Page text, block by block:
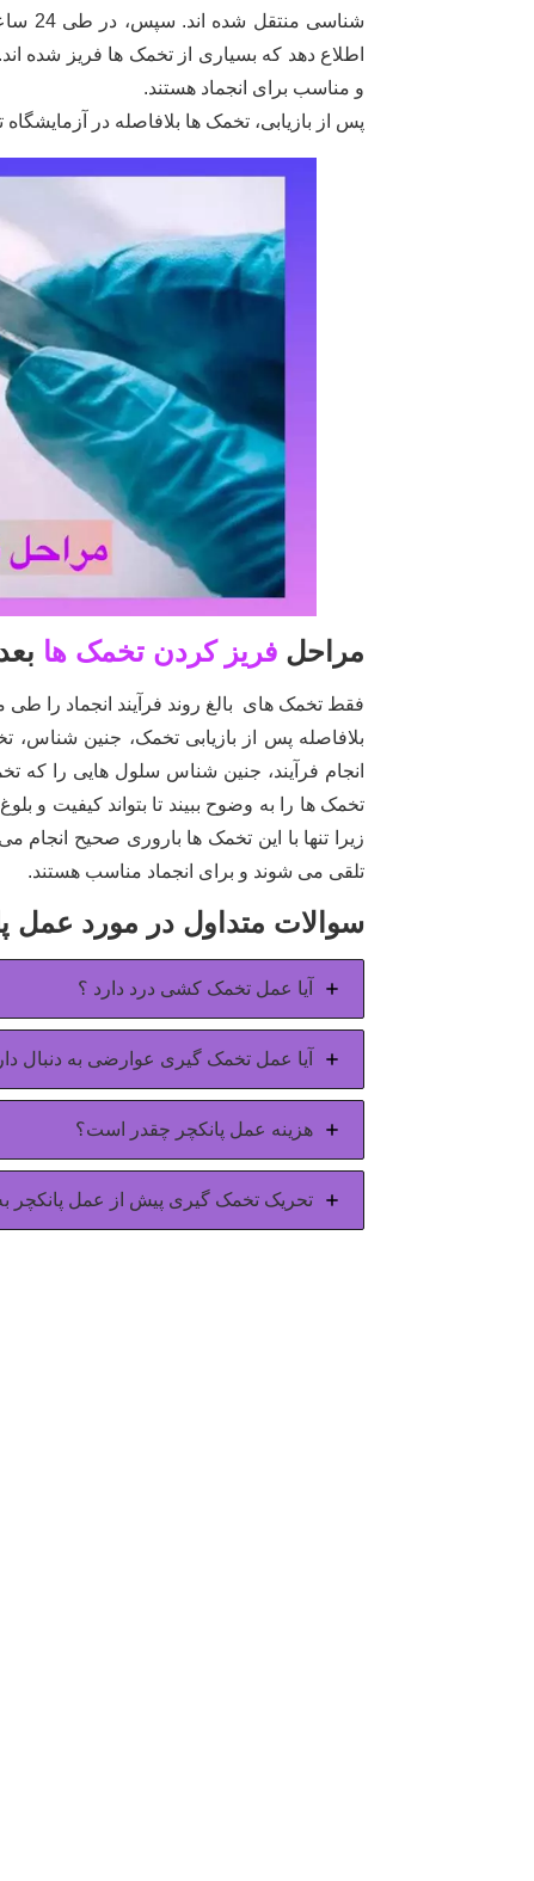
و مناسب برای انجماد هستند.
پس از بازیابی، تخمک ها بلافاصله در
مراحل فریز کردن تخمک ها
فقط تخمک های بالغ روند فرآیند انجماد را طی
بلافاصله پس از بازیابی تخمک، جنین شناس،
انجام فرآیند، جنین شناس سلول هایی را که
تخمک ها را به وضوح ببیند تا بتواند کیفیت و
تلقی می شوند و برای انجماد مناسب هستند.
سوالات متداول در مورد عمل
آیا عمل تخمک کشی درد دارد ؟
آیا عمل تخمک گیری عوارضی به دنبال
هزینه عمل پانکچر چقدر است؟
تحریک تخمک گیری پیش از عمل